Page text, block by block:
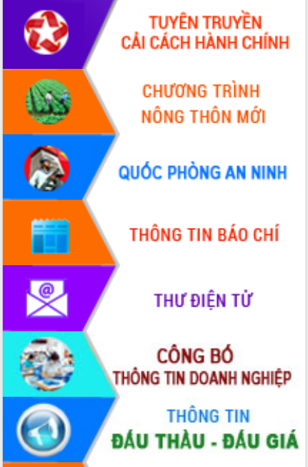
Quy hoạch và Xúc tiến đầu tư tỉnh Đắk
Lắk
Khơi thông điểm nghẽn, đẩy nhanh
giải ngân vốn khắc phục thiên tai
HĐND tỉnh thông qua điều chỉnh Quy
hoạch tỉnh thời kỳ 2021-2030
Hội thảo góp ý hồ sơ điều chỉnh quy
hoạch tỉnh Đắk Lắk thời kỳ 2021-2030,
tầm nhìn đến năm 2050
Nâng cao hiệu quả hoạt động của các
doanh nghiệp nhà nước
Hội nghị triển khai kết nối mạng
truyền số liệu chuyên dùng phục vụ cơ
quan Đảng, Nhà nước
Lễ phát động chuỗi hoạt động chung
tay làm sạch môi trường
Xã Ea Kar bước chuyển mình trong
công tác cải cách hành chính mô hình
UBND tỉnh họp báo định kỳ tháng 4
năm 2026
Hội thảo khoa học “Giải pháp thúc đẩy
phát triển nền kinh tế xanh tại tỉnh
Đắk Lắk”
Tăng cường giám sát, đôn đốc thực
hiện nhiệm vụ quản lý tài sản công
hàng tuần
Tháo gỡ những vướng mắc, đẩy mạnh
công tác cải cách thủ tục hành chính
tại Trung tâm Phục vụ hành chính
công tỉnh